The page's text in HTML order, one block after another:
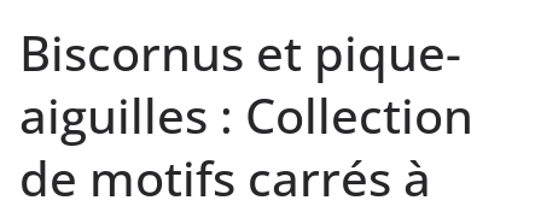
Biscornus et pique-
aiguilles : Collection
de motifs carrés à